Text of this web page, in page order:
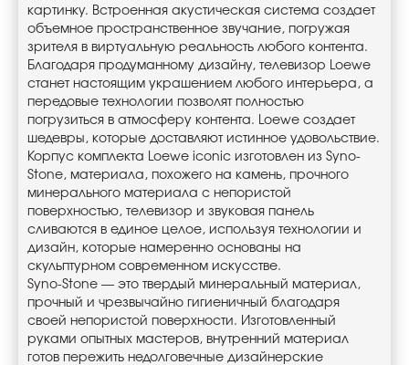
картинку. Встроенная акустическая система создает
объемное пространственное звучание, погружая
зрителя в виртуальную реальность любого контента.
Благодаря продуманному дизайну, телевизор Loewe
станет настоящим украшением любого интерьера, а
передовые технологии позволят полностью
погрузиться в атмосферу контента. Loewe создает
шедевры, которые доставляют истинное удовольствие.
Корпус комплекта Loewe iconic изготовлен из Syno-
Stone, материала, похожего на камень, прочного
минерального материала с непористой
поверхностью, телевизор и звуковая панель
сливаются в единое целое, используя технологии и
дизайн, которые намеренно основаны на
скульптурном современном искусстве.
Syno-Stone — это твердый минеральный материал,
прочный и чрезвычайно гигиеничный благодаря
своей непористой поверхности. Изготовленный
руками опытных мастеров, внутренний материал
готов пережить недолговечные дизайнерские